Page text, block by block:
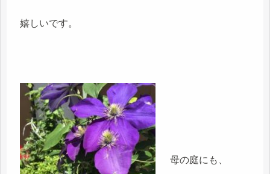
嬉しいです。
母の庭にも、